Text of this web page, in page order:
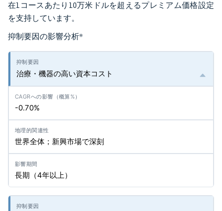
在1コースあたり10万米ドルを超えるプレミアム価格設定
を支持しています。
抑制要因の影響分析*
治療・機器の高い資本コスト
-0.70%
世界全体；新興市場で深刻
長期（4年以上）